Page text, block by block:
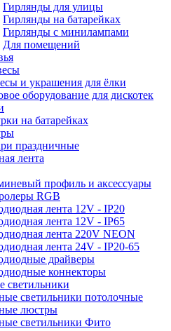
Гирлянды для улицы
Гирлянды на батарейках
Гирлянды с минилампами
Для помещений
и украшения для ёлки
оборудование для дискотек
на батарейках
праздничные
лента
профиль и аксессуары
RGB
лента 12V - IP20
лента 12V - IP65
лента 220V NEON
лента 24V - IP20-65
драйверы
коннекторы
светильники
светильники потолочные
люстры
светильники Фито